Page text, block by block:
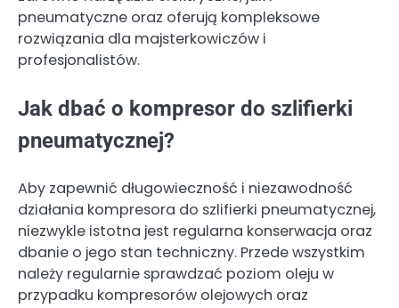
pneumatyczne oraz oferują kompleksowe
rozwiązania dla majsterkowiczów i
profesjonalistów.
Jak dbać o kompresor do szlifierki
pneumatycznej?
Aby zapewnić długowieczność i niezawodność
działania kompresora do szlifierki pneumatycznej,
niezwykle istotna jest regularna konserwacja oraz
dbanie o jego stan techniczny. Przede wszystkim
należy regularnie sprawdzać poziom oleju w
przypadku kompresorów olejowych oraz